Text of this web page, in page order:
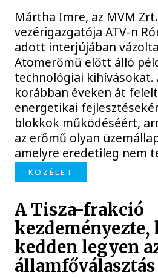
Mártha Imre, az MVM
vezérigazgatója ATV-n
adott interjújában
Atomerőmű előtt álló
technológiai kihívásokat.
korábban éveken át
energetikai
blokkok működéséért,
az erőmű olyan
amelyre eredetileg nem
KÖZÉLET
A Tisza-frakció
kezdeményezte,
kedden legyen
államfőválasztás